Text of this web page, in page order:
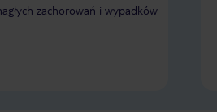
zachorowań i wypadków